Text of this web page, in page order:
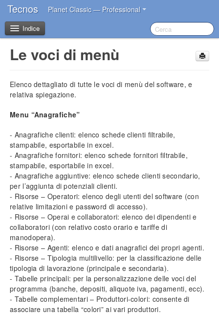
Tecnos Planet Classic — Professional
Indice
Benvenuto
I primi passi dopo l’acquisto
Impostazioni iniziali
Installazione del software
Account Tecnos
Azzeramento archivi
Inserimento dati aziendali
Inserimento operatori base
Impostazione sconti in acquisto
Impostazione blocco prezzi
Impostazione prezzi di vendita
Personalizzazione campi (tabelle)
Inserimento tariffe di manodopera
Intestazione documenti
Funzionalità protette
Info generali
Lavorare senza mouse
Le voci di menù
Elenco dettagliato di tutte le voci di menù del software, e
relativa spiegazione.
Menu “Anagrafiche”
- Anagrafiche clienti: elenco schede clienti filtrabile,
stampabile, esportabile in excel.
- Anagrafiche fornitori: elenco schede fornitori filtrabile,
stampabile, esportabile in excel.
- Anagrafiche aggiuntive: elenco schede clienti secondario,
per l’aggiunta di potenziali clienti.
- Risorse – Operatori: elenco degli utenti del software (con
relative limitazioni e password di accesso).
- Risorse – Operai e collaboratori: elenco dei dipendenti e
collaboratori (con relativo costo orario e tariffe di
manodopera).
- Risorse – Agenti: elenco e dati anagrafici dei propri agenti.
- Risorse – Tipologia multilivello: per la classificazione delle
tipologia di lavorazione (principale e secondaria).
- Tabelle principali: per la personalizzazione delle voci del
programma (banche, depositi, aliquote iva, pagamenti, ecc).
- Tabelle complementari – Produttori-colori: consente di
associare una tabella “colori” ai vari produttori.